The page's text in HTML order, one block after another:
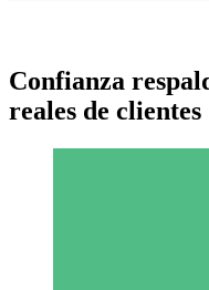
Paquetes
Confianza
reales de clientes